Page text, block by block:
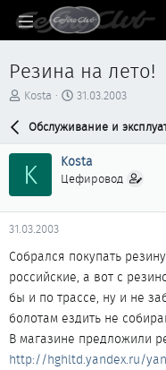
Резина на лето!
А
р
т
м
ы
Kosta
Д
т
н
а
ч
а
31.03.2003
Обслуживание и
K Kosta
Цефировод
31.03.2003
Собрался покупать
российские, а вот с
бы и по трассе, ну и не
болотам ездить не
В магазине предложили
http://hghltd.yandex.ru/